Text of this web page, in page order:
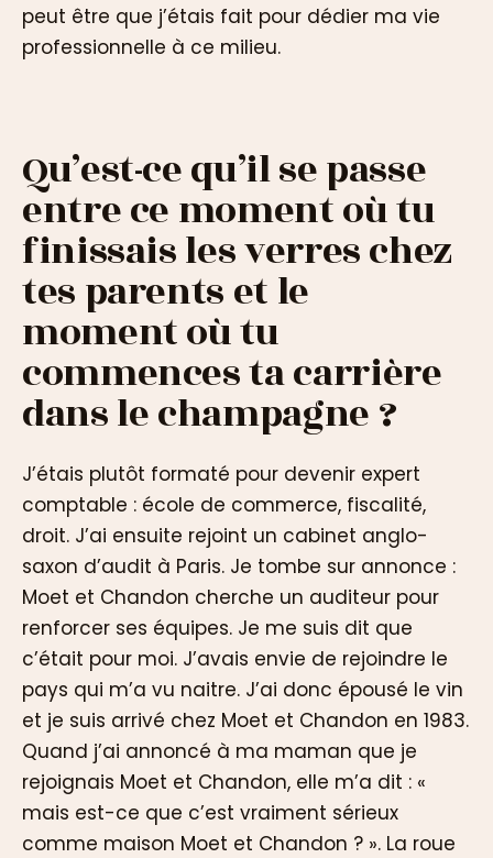
peut être que j’étais fait pour dédier ma vie
professionnelle à ce milieu.
Qu’est-ce qu’il se passe
entre ce moment où tu
finissais les verres chez
tes parents et le
moment où tu
commences ta carrière
dans le champagne ?
J’étais plutôt formaté pour devenir expert
comptable : école de commerce, fiscalité,
droit. J’ai ensuite rejoint un cabinet anglo-
saxon d’audit à Paris. Je tombe sur annonce :
Moet et Chandon cherche un auditeur pour
renforcer ses équipes. Je me suis dit que
c’était pour moi. J’avais envie de rejoindre le
pays qui m’a vu naitre. J’ai donc épousé le vin
et je suis arrivé chez Moet et Chandon en 1983.
Quand j’ai annoncé à ma maman que je
rejoignais Moet et Chandon, elle m’a dit : «
mais est-ce que c’est vraiment sérieux
comme maison Moet et Chandon ? ». La roue